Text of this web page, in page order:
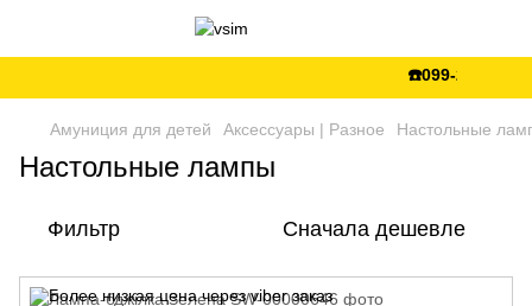
☎️099-288-99-
Амуниция для детей Аксессуары | Разное Настольные
Настольные лампы
Фильтр Сначала дешевле